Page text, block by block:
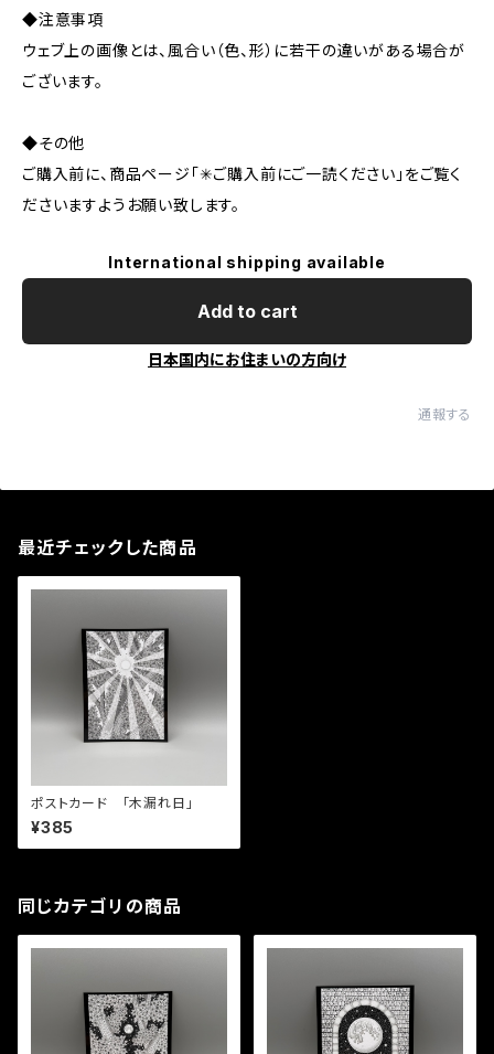
◆注意事項
ウェブ上の画像とは、風合い（色、形）に若干の違いがある場合が
ございます。
◆その他
ご購入前に、商品ページ「✳︎ご購入前にご一読ください」をご覧く
ださいますようお願い致します。
International shipping available
Add to cart
日本国内にお住まいの方向け
通報する
最近チェックした商品
ポストカード 「木漏れ日」
¥385
同じカテゴリの商品